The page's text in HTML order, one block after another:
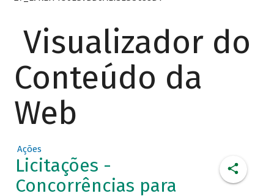
Visualizador do
Conteúdo da
Web
Ações
Licitações -
Concorrências para